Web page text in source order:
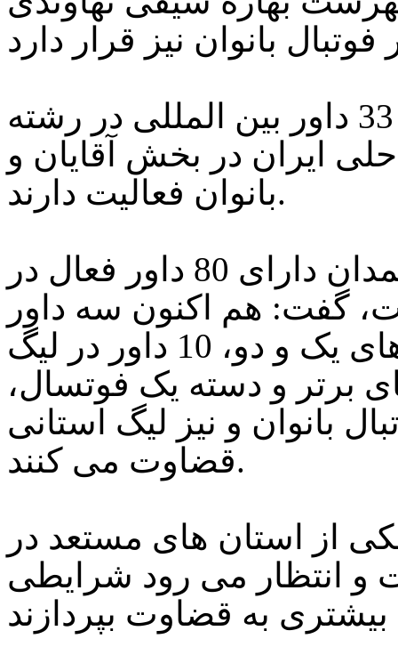
جابری افزود: در این فهرست 33 داور بین المللی در رشته
ایران در بخش آقایان و
بانوان فعالیت دارند.
وی در ادامه با اشاره به اینکه همدان دارای 80 داور فعال در
گفت: هم اکنون سه داور
در لیگ برتر، هفت داور در لیگ های یک و دو، 10 داور در لیگ
برتر و دسته یک فوتسال،
بانوان و نیز لیگ استانی
قضاوت می کنند.
از استان های مستعد در
و انتظار می رود شرایطی